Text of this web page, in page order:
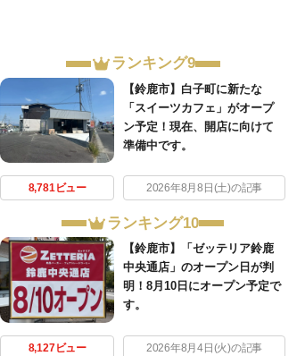
ランキング9
【鈴鹿市】白子町に新たな
「スイーツカフェ」がオープ
ン予定！現在、開店に向けて
準備中です。
8,781ビュー 2026年8月8日(土)の記事
ランキング10
【鈴鹿市】「ゼッテリア鈴鹿
中央通店」のオープン日が判
明！8月10日にオープン予定で
す。
8,127ビュー 2026年8月4日(火)の記事